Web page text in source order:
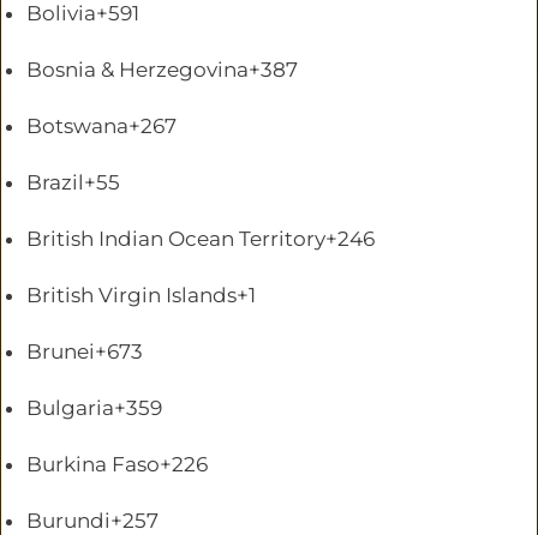
Bolivia+591
Bosnia & Herzegovina+387
Botswana+267
Brazil+55
British Indian Ocean Territory+246
British Virgin Islands+1
Brunei+673
Bulgaria+359
Burkina Faso+226
Burundi+257